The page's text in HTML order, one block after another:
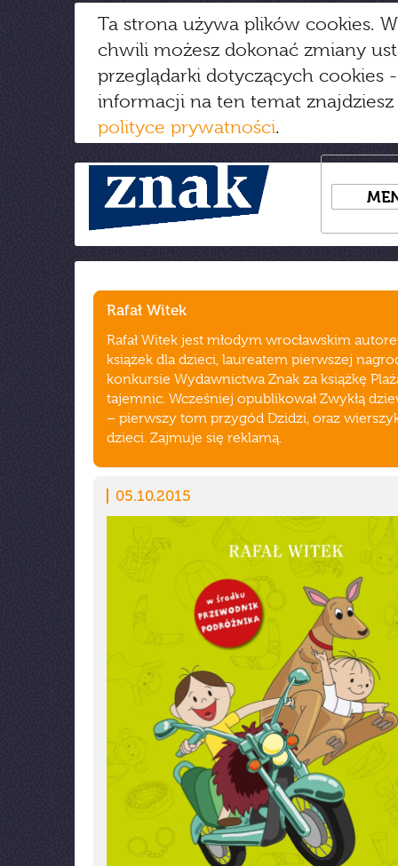
Ta strona używa plików cookies.
chwili możesz dokonać zmiany
przeglądarki dotyczących cookies
informacji na ten temat
polityce prywatności.
Rafał Witek
Rafał Witek jest młodym wrocławskim
książek dla dzieci, laureatem pierwszej
konkursie Wydawnictwa Znak za książkę
tajemnic. Wcześniej opublikował Zwykłą
– pierwszy tom przygód Dzidzi, oraz
dzieci. Zajmuje się reklamą.
05.10.2015